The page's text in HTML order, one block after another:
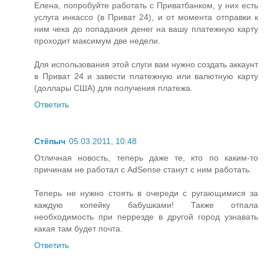
Елена, попробуйте работать с Приватбанком, у них есть
услуга инкассо (в Приват 24), и от момента отправки к
ним чека до попадания денег на вашу платежную карту
проходит максимум две недели.
Для использования этой слуги вам нужно создать аккаунт
в Приват 24 и завести платежную или валютную карту
(доллары США) для получения платежа.
Ответить
Стёпыч 05.03.2011, 10:48
Отличная новость, теперь даже те, кто по каким-то
причинам не работал с AdSense станут с ним работать.
Теперь не нужно стоять в очереди с ругающимися за
каждую копейку бабушками! Также отпала
необходимость при перрезде в другой город узнавать
какая там будет почта.
Ответить